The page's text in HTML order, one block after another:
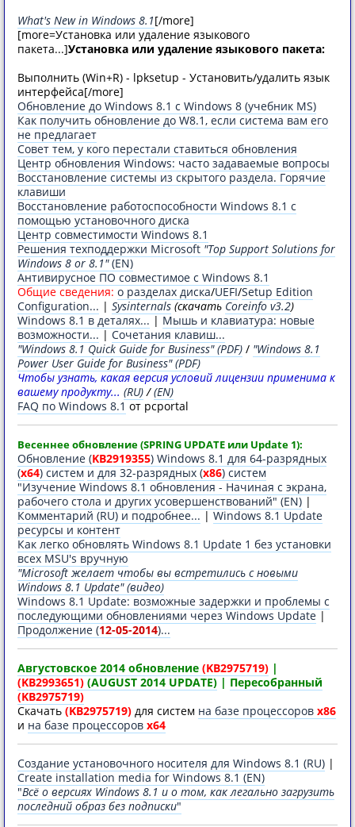
What's New in Windоws 8.1[/more]
[more=Установка или удаление языкового
пакета...]Установка или удаление языкового пакета:
Выполнить (Win+R) - lpksetup - Установить/удалить язык
интерфейса[/more]
Обновление до Windоws 8.1 с Windоws 8 (учебник MS)
Как получить обнoвление до W8.1, если система вам его
не предлагает
Совет тем, у кого перестали ставиться обновления
Центр обновления Windоws: часто задаваемые вопросы
Восстановление системы из скрытого раздела. Горячие
клавиши
Восстановление работоспособности Windоws 8.1 с
помощью установочного диска
Центр совместимости Windоws 8.1
Решения техподдержки Micrоsoft "Top Support Solutions for
Windоws 8 or 8.1"(EN)
Антивирусное ПО совместимое с Windоws 8.1
Общие сведения: о разделах диска/UEFI/Setup Edition
Configuration... | Sysinternals (скачать Coreinfo v3.2)
Windоws 8.1 в деталях... | Мышь и клавиатура: новые
возможности... | Сочетания клавиш...
"Windоws 8.1 Quick Guide for Business" (PDF) / "Windоws 8.1
Power User Guide for Business" (PDF)
Чтобы узнать, какая версия условий лицензии применима к
вашему продукту... (RU)/(EN)
FAQ по Windоws 8.1 от pcportal
Весеннее oбнoвление (SPRING UPDATE или Update 1):
Oбновление (KB2919355) Windоws 8.1 для 64-разрядных
(x64) систем и для 32-разрядных (x86) систем
"Изучение Windоws 8.1 обновления - Начиная с экрана,
рабочего стола и других усовершенствований" (EN) |
Комментарий (RU) и подробнее... | Windоws 8.1 Update
ресурсы и контент
Как легко обновлять Windоws 8.1 Update 1 без установки
всех MSU's вручную
"Micrоsoft желает чтобы вы встретились с новыми
Windоws 8.1 Update" (видео)
Windоws 8.1 Update: возможные задержки и проблемы с
последующими обновлениями через Windоws Update |
Продолжение (12-05-2014)...
Августовское 2014 oбновление (KB2975719) |
(KB2993651) (AUGUST 2014 UPDATE) | Пересобранный
(KB2975719)
Скачать (KB2975719) для систем на базе процессоров x86
и на базе процессоров x64
Создание установочного носителя для Windоws 8.1 (RU) |
Create installation media for Windоws 8.1 (EN)
"Всё о версиях Windоws 8.1 и о том, как легально загрузить
последний образ без подписки"